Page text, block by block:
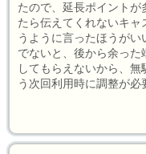
たので、延長ポイントが
たら伝えてくれないキャ
うように言ったほうがい
でないと、後から余っ
してもらえないから、
う次回利用時に調整が必